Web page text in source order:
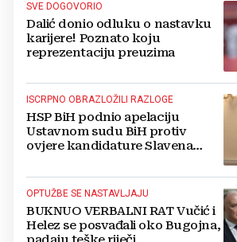
SVE DOGOVORIO
Dalić donio odluku o nastavku
karijere! Poznato koju
reprezentaciju preuzima
ISCRPNO OBRAZLOŽILI RAZLOGE
HSP BiH podnio apelaciju
Ustavnom sudu BiH protiv
ovjere kandidature Slavena
OPTUŽBE SE NASTAVLJAJU
BUKNUO VERBALNI RAT Vučić i
Helez se posvađali oko Bugojna,